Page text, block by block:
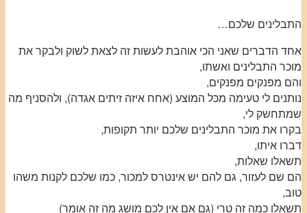
התבלינים שלכם…
אחד הדברים שאני הכי אוהבת לעשות זה לצאת לשוק ולבקר את
מוכר התבלינים ואשתו,
והם מפנקים מפנקים,
נותנים לי טעימה מכל המוצע (אחח איזה זיתים אגדה), ולהסניף מה
שמתחשק לי,
בקרו את מוכר התבלינים שלכם יותר תקופות,
דברו איתו,
תשאלו שאלות,
הם שם לעזור, גם להם יש אינטרס למכור, כמו שלכם לקנות משהו
טוב,
תשאלו כמה זה טרי (גם אם אין לכם מושג מה זה אומר)